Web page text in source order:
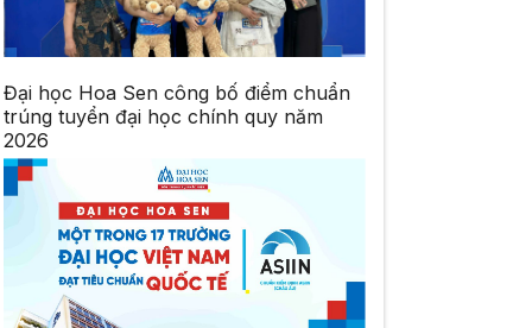
Đại học Hoa Sen công bố điểm chuẩn
trúng tuyển đại học chính quy năm
2026